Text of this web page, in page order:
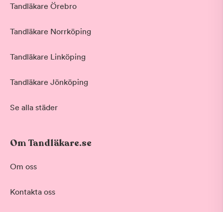
Tandläkare Örebro
Tandläkare Norrköping
Tandläkare Linköping
Tandläkare Jönköping
Se alla städer
Om Tandläkare.se
Om oss
Kontakta oss